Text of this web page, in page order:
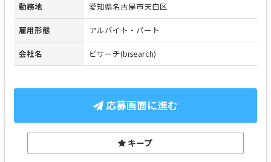
勤務地 愛知県名古屋市天白区
雇用形態 アルバイト・パート
会社名 ビサーチ(bisearch)
応募画面に進む
キープ